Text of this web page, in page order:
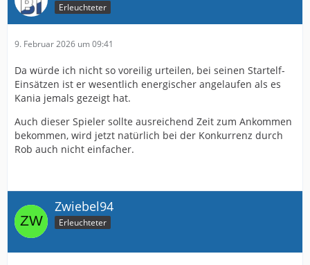
Erleuchteter
9. Februar 2026 um 09:41
Da würde ich nicht so voreilig urteilen, bei seinen Startelf-
Einsätzen ist er wesentlich energischer angelaufen als es
Kania jemals gezeigt hat.
Auch dieser Spieler sollte ausreichend Zeit zum Ankommen
bekommen, wird jetzt natürlich bei der Konkurrenz durch
Rob auch nicht einfacher.
Zwiebel94
Erleuchteter